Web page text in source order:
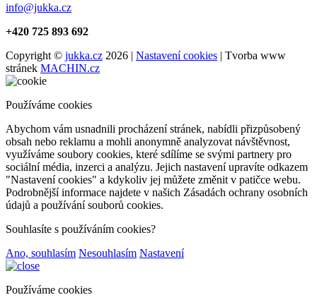
info@jukka.cz
+420 725 893 692
Copyright © jukka.cz 2026 | Nastavení cookies | Tvorba www
stránek MACHIN.cz
Používáme cookies
Abychom vám usnadnili procházení stránek, nabídli přizpůsobený
obsah nebo reklamu a mohli anonymně analyzovat návštěvnost,
využíváme soubory cookies, které sdílíme se svými partnery pro
sociální média, inzerci a analýzu. Jejich nastavení upravíte odkazem
"Nastavení cookies" a kdykoliv jej můžete změnit v patičce webu.
Podrobnější informace najdete v našich Zásadách ochrany osobních
údajů a používání souborů cookies.
Souhlasíte s používáním cookies?
Ano, souhlasím Nesouhlasím Nastavení
Používáme cookies